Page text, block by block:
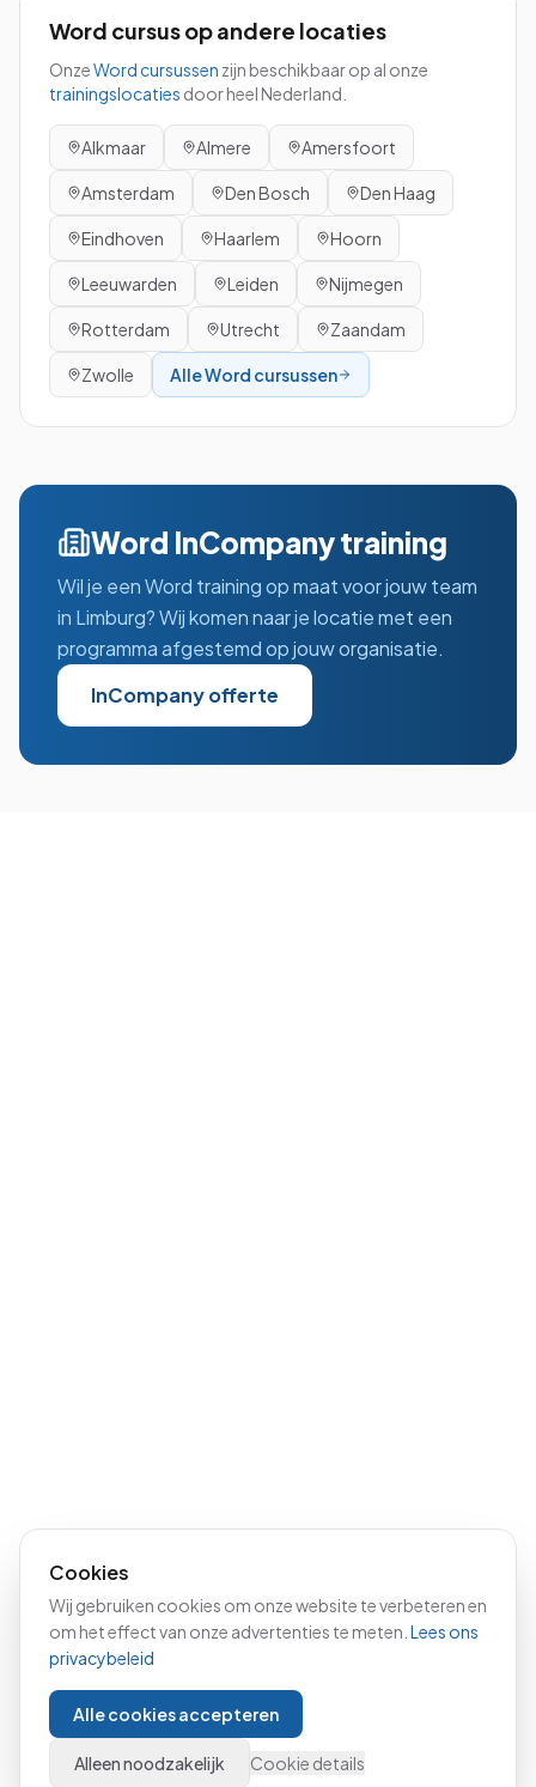
Word cursusop andere locaties
OnzeWordcursussen zijn beschikbaar op al onze
trainingslocaties door heel Nederland.
Alkmaar Almere Amersfoort
Amsterdam Den Bosch Den Haag
Eindhoven Haarlem Hoorn
Leeuwarden Leiden Nijmegen
Rotterdam Utrecht Zaandam
Zwolle AlleWord cursussen
Word InCompany training
Wil je eenWord training op maat voor jouw team
in Limburg? Wij komen naar je locatie met een
programma afgestemd op jouw organisatie.
InCompany offerte
Cookies
Wij gebruiken cookies om onze website te verbeteren en
om het effect van onze advertenties te meten. Lees ons
privacybeleid
Alle cookies accepteren
Alleen noodzakelijk Cookie details